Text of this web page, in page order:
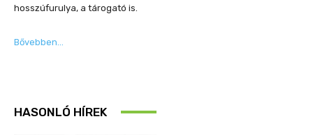
hosszúfurulya, a tárogató is.
Bővebben…
HASONLÓ HÍREK